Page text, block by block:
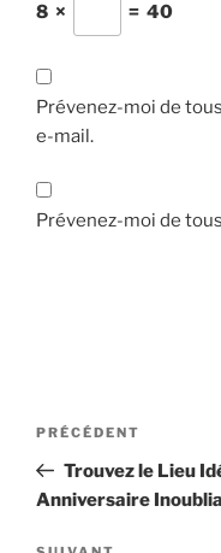
8 × = 40
Prévenez-moi de
e-mail.
Prévenez-moi de
Navigation
l’article
Article
précédent
PRÉCÉDENT
Trouvez le Lieu
Anniversaire